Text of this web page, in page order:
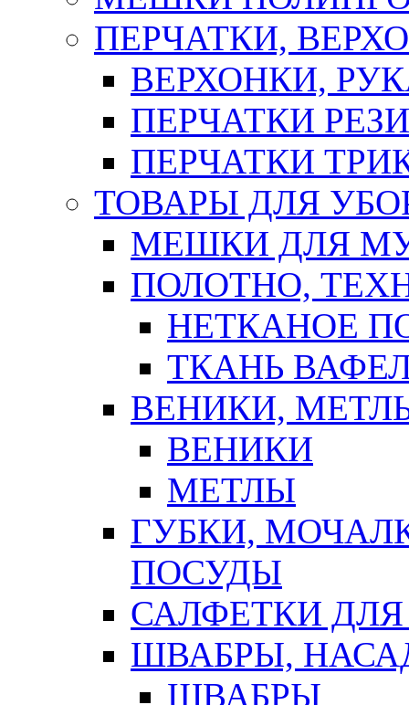
ПЕРЧАТКИ,
ВЕРХОНКИ,
ПЕРЧАТКИ
ПЕРЧАТКИ
ТОВАРЫ ДЛЯ
МЕШКИ ДЛЯ
ПОЛОТНО,
НЕТКАНОЕ
ТКАНЬ
ВЕНИКИ,
ВЕНИКИ
МЕТЛЫ
ГУБКИ,
ПОСУДЫ
САЛФЕТКИ
ШВАБРЫ,
ШВАБРЫ